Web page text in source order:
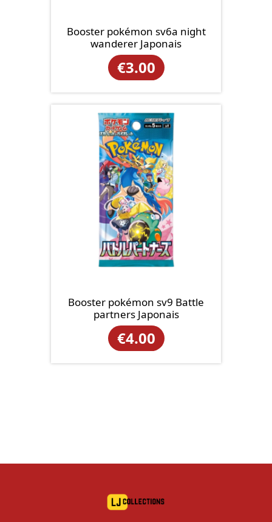
Booster pokémon sv6a night
wanderer Japonais
€3.00
Booster pokémon sv9 Battle
partners Japonais
€4.00